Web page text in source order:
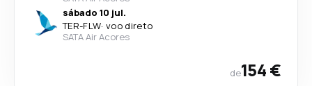
sábado 10 jul.
TER-FLW· voo direto
SATA Air Acores
de154 €